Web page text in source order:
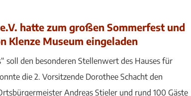
hatte zum großen Sommerfest und
Klenze Museum eingeladen
soll den besonderen Stellenwert des Hauses für
die 2. Vorsitzende Dorothee Schacht den
Andreas Stieler und rund 100 Gäste